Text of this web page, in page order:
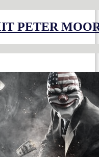
PETER